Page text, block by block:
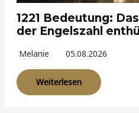
1221 Bedeutung:
der Engelszahl
Melanie 05.08.2026
Weiterlesen